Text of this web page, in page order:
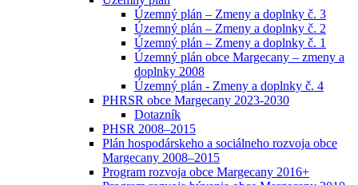
Územný plán – Zmeny a doplnky č. 3
Územný plán – Zmeny a doplnky č. 2
Územný plán – Zmeny a doplnky č. 1
Územný plán obce Margecany – zmeny a
doplnky 2008
Územný plán - Zmeny a doplnky č. 4
PHRSR obce Margecany 2023-2030
Dotazník
PHSR 2008–2015
Plán hospodárskeho a sociálneho rozvoja obce
Margecany 2008–2015
Program rozvoja obce Margecany 2016+